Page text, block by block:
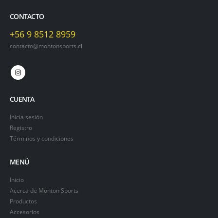
CONTACTO
+56 9 8512 8959
contacto@montonsports.cl
CUENTA
Inicia sesión
Registro
Términos y condiciones
MENÚ
Inicio
Acerca de Monton Sports
Productos
Accesorios